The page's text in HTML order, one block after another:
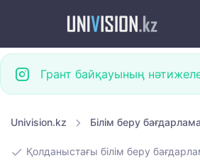
Грант байқауының
Univision.kz Білім беру
Қолданыстағы білім беру